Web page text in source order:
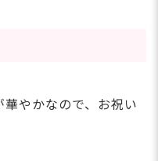
やかなので、お祝い